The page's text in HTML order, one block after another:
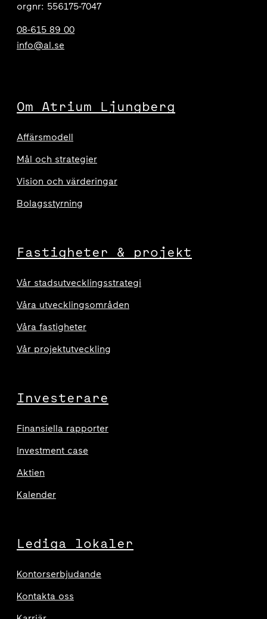
orgnr: 556175-7047
08-615 89 00
info@al.se
Om Atrium Ljungberg
Affärsmodell
Mål och strategier
Vision och värderingar
Bolagsstyrning
Fastigheter & projekt
Vår stadsutvecklingsstrategi
Våra utvecklingsområden
Våra fastigheter
Vår projektutveckling
Investerare
Finansiella rapporter
Investment case
Aktien
Kalender
Lediga lokaler
Kontorserbjudande
Kontakta oss